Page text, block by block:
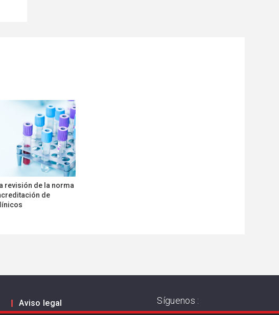
revisión de la norma
de
Aviso legal Síguenos :